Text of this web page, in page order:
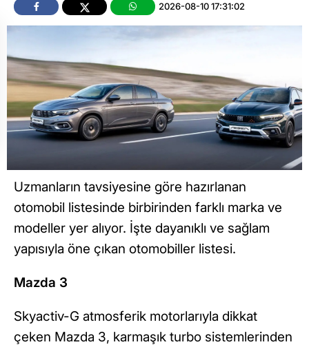
2026-08-10 17:31:02
Uzmanların tavsiyesine göre hazırlanan
otomobil listesinde birbirinden farklı marka ve
modeller yer alıyor. İşte dayanıklı ve sağlam
yapısıyla öne çıkan otomobiller listesi.
Mazda 3
Skyactiv-G atmosferik motorlarıyla dikkat
çeken Mazda 3, karmaşık turbo sistemlerinden